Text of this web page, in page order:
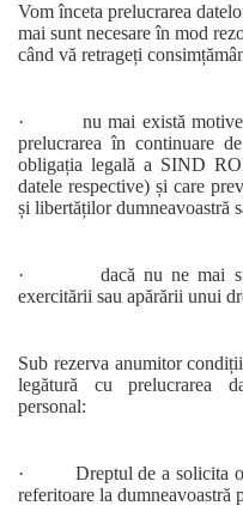
Vom înceta prelucrarea
mai sunt necesare în mod
când vă retrageți
· nu mai există motive
prelucrarea în continuare
obligația legală a SIND
datele respective) și care
și libertăților dumneavoastră
· dacă nu ne mai sunt
exercitării sau apărării unui
Sub rezerva anumitor
legătură cu prelucrarea
personal:
· Dreptul de a solicita o
referitoare la dumneavoastră